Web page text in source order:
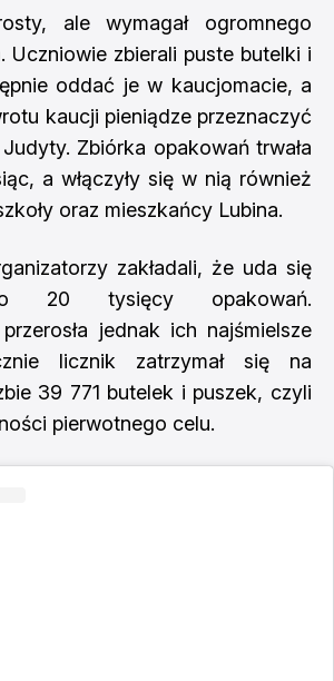
ale wymagał ogromnego
Uczniowie zbierali puste butelki i
oddać je w kaucjomacie, a
kaucji pieniądze przeznaczyć
Zbiórka opakowań trwała
a włączyły się w nią również
oraz mieszkańcy Lubina.
zakładali, że uda się
20 tysięcy opakowań.
jednak ich najśmielsze
licznik zatrzymał się na
39 771 butelek i puszek, czyli
pierwotnego celu.